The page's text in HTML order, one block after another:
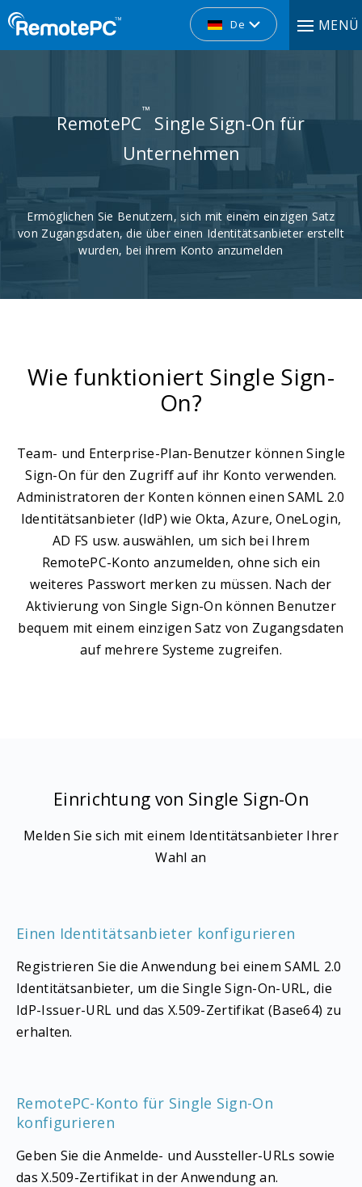
De MENÜ
RemotePC
™
Single Sign-On für
Unternehmen
Ermöglichen Sie Benutzern, sich mit einem einzigen Satz
von Zugangsdaten, die über einen Identitätsanbieter erstellt
wurden, bei ihrem Konto anzumelden
Wie funktioniert Single Sign-
On?
Team- und Enterprise-Plan-Benutzer können Single
Sign-On für den Zugriff auf ihr Konto verwenden.
Administratoren der Konten können einen SAML 2.0
Identitätsanbieter (IdP) wie Okta, Azure, OneLogin,
AD FS usw. auswählen, um sich bei Ihrem
RemotePC-Konto anzumelden, ohne sich ein
weiteres Passwort merken zu müssen. Nach der
Aktivierung von Single Sign-On können Benutzer
bequem mit einem einzigen Satz von Zugangsdaten
auf mehrere Systeme zugreifen.
Einrichtung von Single Sign-On
Melden Sie sich mit einem Identitätsanbieter Ihrer
Wahl an
Einen Identitätsanbieter konfigurieren
Registrieren Sie die Anwendung bei einem SAML 2.0
Identitätsanbieter, um die Single Sign-On-URL, die
IdP-Issuer-URL und das X.509-Zertifikat (Base64) zu
erhalten.
RemotePC-Konto für Single Sign-On
konfigurieren
Geben Sie die Anmelde- und Aussteller-URLs sowie
das X.509-Zertifikat in der Anwendung an.